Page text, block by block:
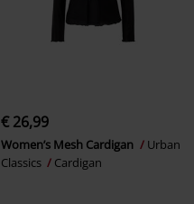
€ 26,99
Women’s Mesh Cardigan
Urban
Classics
Cardigan